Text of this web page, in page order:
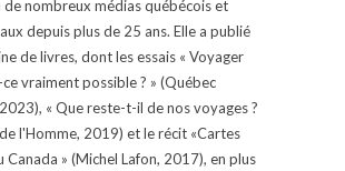
de nombreux médias québécois et
depuis plus de 25 ans. Elle a publié
de livres, dont les essais « Voyager
vraiment possible ? » (Québec
« Que reste-t-il de nos voyages ?
l'Homme, 2019) et le récit «Cartes
Canada » (Michel Lafon, 2017), en plus